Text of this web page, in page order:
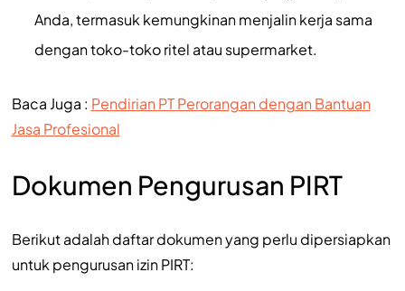
Anda, termasuk kemungkinan menjalin kerja sama
dengan toko-toko ritel atau supermarket.
Baca Juga : Pendirian PT Perorangan dengan Bantuan
Jasa Profesional
Dokumen Pengurusan PIRT
Berikut adalah daftar dokumen yang perlu dipersiapkan
untuk pengurusan izin PIRT: